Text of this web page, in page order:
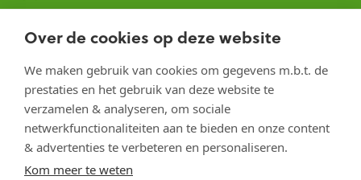
Over de cookies op deze website
We maken gebruik van cookies om gegevens m.b.t. de
prestaties en het gebruik van deze website te
verzamelen & analyseren, om sociale
netwerkfunctionaliteiten aan te bieden en onze content
& advertenties te verbeteren en personaliseren.
Kom meer te weten
Optiphar Mol
Copyright 2026 optiphar.com. Alle rechten voorbehouden